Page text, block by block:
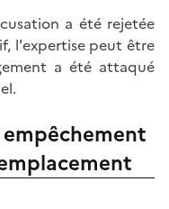
a été rejetée
l'expertise peut être
a été attaqué